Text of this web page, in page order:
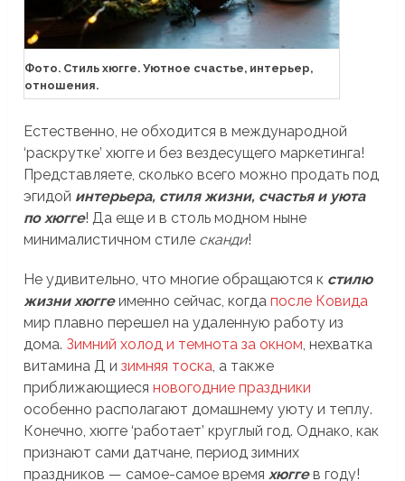
Фото. Стиль хюгге. Уютное счастье, интерьер,
отношения.
Естественно, не обходится в международной
‘раскрутке’ хюгге и без вездесущего маркетинга!
Представляете, сколько всего можно продать под
эгидой интерьера, стиля жизни, счастья и уюта
по хюгге! Да еще и в столь модном ныне
минималистичном стиле сканди!
Не удивительно, что многие обращаются к стилю
жизни хюггеименно сейчас, когдапосле Ковида
мир плавно перешел на удаленную работу из
дома. Зимний холод и темнота за окном , нехватка
витамина Д изимняя тоска , а также
приближающиесяновогодние праздники
особенно располагают домашнему уюту и теплу.
Конечно, хюгге ‘работает’ круглый год. Однако, как
признают сами датчане, период зимних
праздников — самое-самое время хюггев году!